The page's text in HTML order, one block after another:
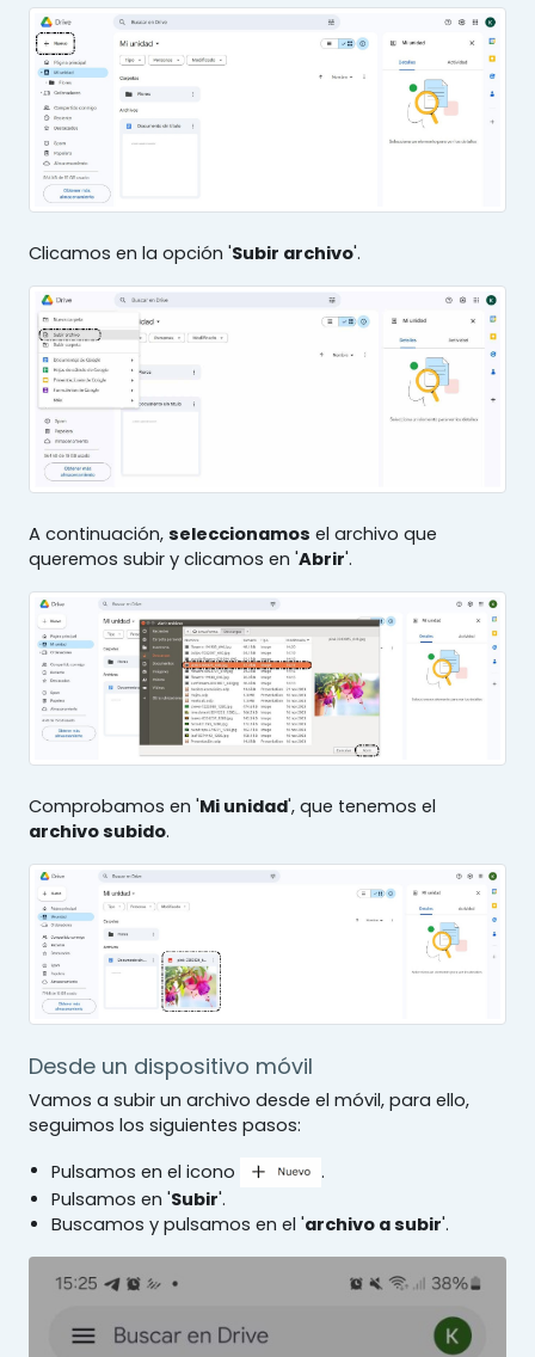
Clicamos en la opción 'Subir archivo'.
A continuación, seleccionamos el archivo que
queremos subir y clicamos en 'Abrir'.
Comprobamos en 'Mi unidad', que tenemos el
archivo subido.
Desde un dispositivo móvil
Vamos a subir un archivo desde el móvil, para ello,
seguimos los siguientes pasos:
Pulsamos en el icono
.
Pulsamos en 'Subir'.
Buscamos y pulsamos en el 'archivo a subir'.